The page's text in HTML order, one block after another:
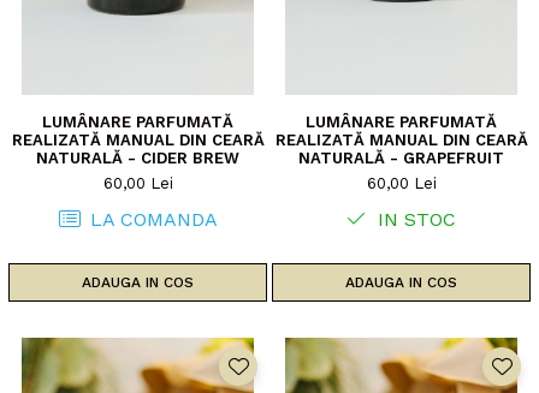
LUMÂNARE PARFUMATĂ
REALIZATĂ MANUAL DIN CEARĂ
NATURALĂ - CIDER BREW
60,00 Lei
LA COMANDA
ADAUGA IN COS
LUMÂNARE PARFUMATĂ
REALIZATĂ MANUAL DIN CEARĂ
NATURALĂ - GRAPEFRUIT
60,00 Lei
IN STOC
ADAUGA IN COS